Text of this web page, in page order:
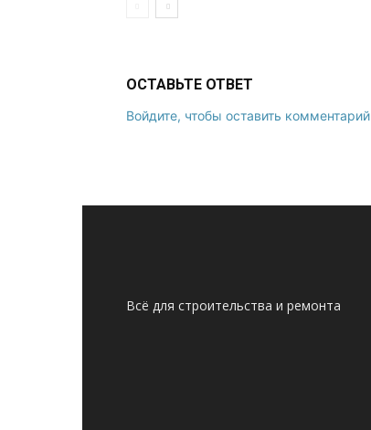
ОСТАВЬТЕ ОТВЕТ
Войдите, чтобы оставить комментарий
Всё для строительства и ремонта